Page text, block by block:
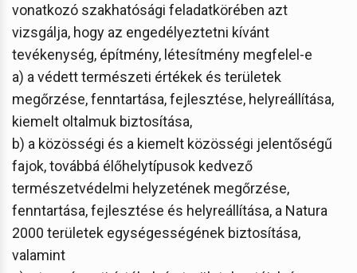
vonatkozó szakhatósági feladatkörében azt
vizsgálja, hogy az engedélyeztetni kívánt
tevékenység, építmény, létesítmény megfelel-e
a) a védett természeti értékek és területek
megőrzése, fenntartása, fejlesztése, helyreállítása,
kiemelt oltalmuk biztosítása,
b) a közösségi és a kiemelt közösségi jelentőségű
fajok, továbbá élőhelytípusok kedvező
természetvédelmi helyzetének megőrzése,
fenntartása, fejlesztése és helyreállítása, a Natura
2000 területek egységességének biztosítása,
valamint